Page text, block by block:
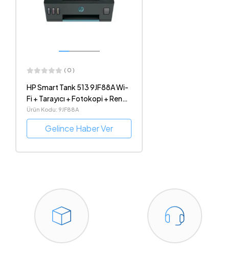
( 0 )
HP Smart Tank 513 9JF88A Wi-
Fi + Tarayıcı + Fotokopi + Renkli
Çok Fonksiyonlu Tanklı
Mürekkep Püskürtmeli Yazıcı
Ürün Kodu: 9JF88A
Gelince Haber Ver